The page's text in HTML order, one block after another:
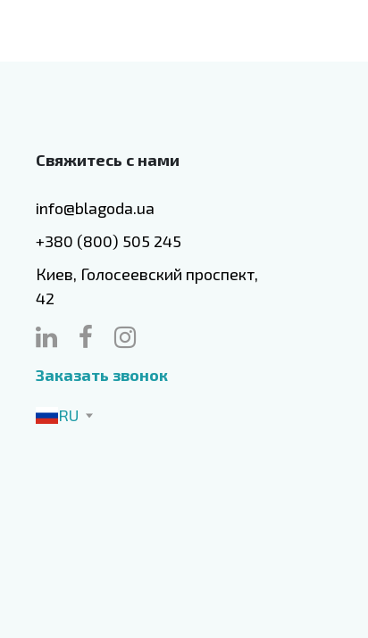
Свяжитесь с нами
info@blagoda.ua
+380 (800) 505 245
Киев, Голосеевский проспект,
42
Заказать звонок
RU